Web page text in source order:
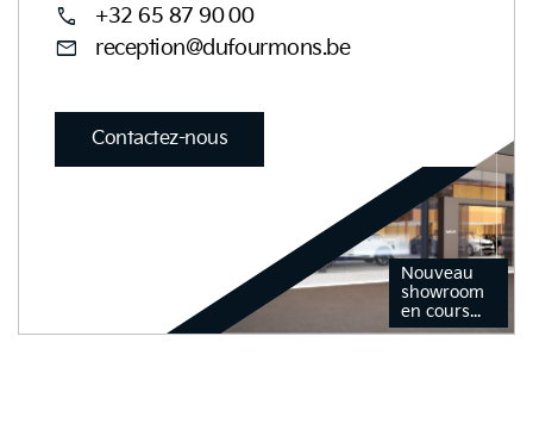
call +32 65 87 90 00
mail reception@dufourmons.be
Contactez-nous
Nouveau
showroom
en cours...